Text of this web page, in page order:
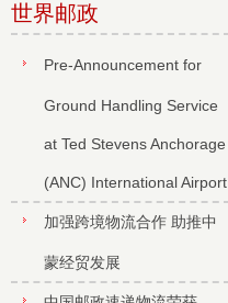
世界邮政
Pre-Announcement for
Ground Handling Service
at Ted Stevens Anchorage
(ANC) International Airport
加强跨境物流合作 助推中
蒙经贸发展